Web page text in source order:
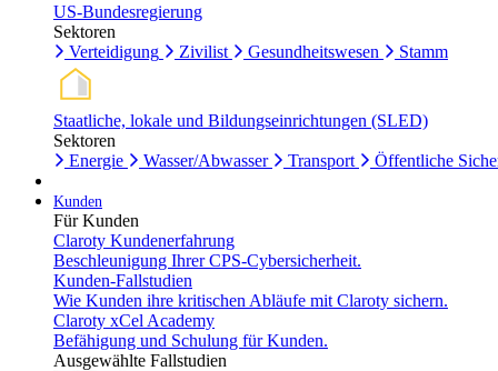
US-Bundesregierung
Sektoren
Verteidigung
Zivilist Gesundheitswesen Stamm
Staatliche, lokale und Bildungseinrichtungen (SLED)
Sektoren
Energie
Wasser/Abwasser Transport Öffentliche
Kunden
Für Kunden
Claroty Kundenerfahrung
Beschleunigung Ihrer CPS-Cybersicherheit.
Kunden-Fallstudien
Wie Kunden ihre kritischen Abläufe mit Claroty sichern.
Claroty xCel Academy
Befähigung und Schulung für Kunden.
Ausgewählte Fallstudien